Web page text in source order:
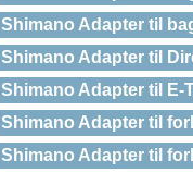
Shimano Adapter til
Shimano Adapter til
Shimano Adapter til E-
Shimano Adapter til
Shimano Adapter til